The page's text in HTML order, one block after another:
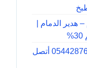
الدمام |
تركيب شبك النوافذ الدمام 0544287674 أتصل